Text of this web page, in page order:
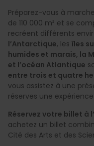
Préparez-vous à
de 110 000 m² et se
recréent différents
l’Antarctique, les îles
humides et marais, la
et l’océan Atlantique
entre trois et quatre
vous assistez à une
réserves une
Réservez votre billet à
achetez un billet
Cité des Arts et des